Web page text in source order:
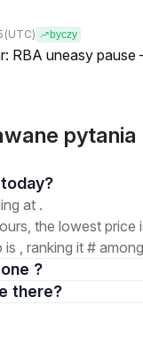
(UTC) byczy
RBA uneasy pause
1. How much is today?
at .
the lowest price
is , ranking it #
one ?
many are there?